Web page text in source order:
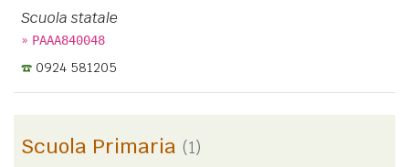
Scuola statale
» PAAA840048
0924 581205
Scuola Primaria (1)